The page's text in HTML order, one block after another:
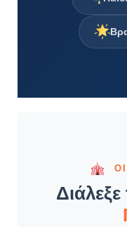
Διάλεξε